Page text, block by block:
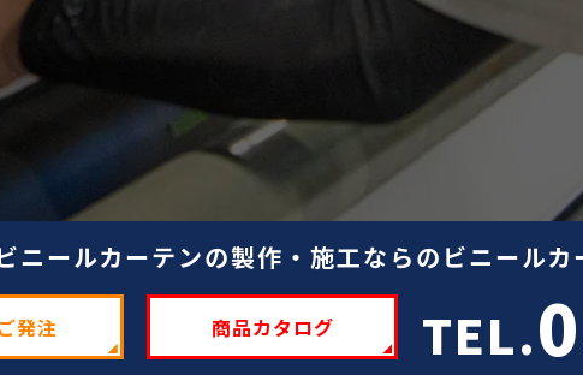
ニールカーテンの製作・施工ならのビニール
発注 商品カタログ TEL.